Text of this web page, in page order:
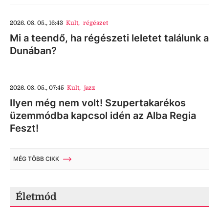
2026. 08. 05., 16:43 Kult, régészet
Mi a teendő, ha régészeti leletet találunk a
Dunában?
2026. 08. 05., 07:45 Kult, jazz
Ilyen még nem volt! Szupertakarékos
üzemmódba kapcsol idén az Alba Regia
Feszt!
MÉG TÖBB CIKK
Életmód